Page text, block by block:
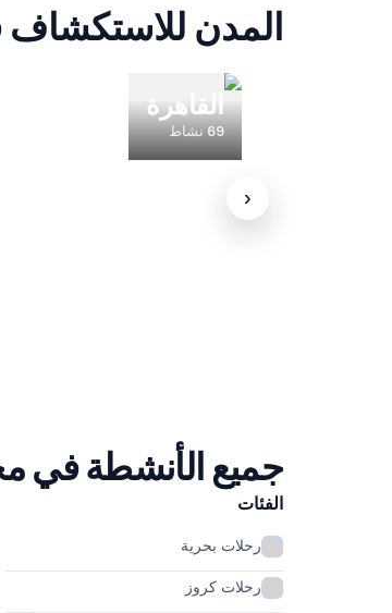
المدن
‹
القاهرة
69نشاط
جميع الأنشطة في
الفئات
رحلات بحرية
رحلات كروز